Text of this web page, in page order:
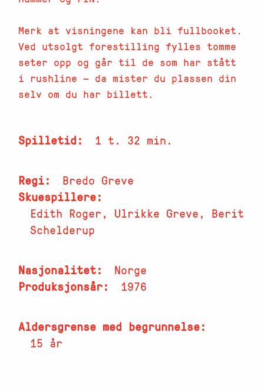
Merk at visningene kan bli fullbooket.
Ved utsolgt forestilling fylles tomme
seter opp og går til de som har stått
i rushline — da mister du plassen din
selv om du har billett.
Spilletid 1 t. 32 min.
Regi
Bredo Greve
Skuespillere
Edith Roger, Ulrikke Greve, Berit
Schelderup
Nasjonalitet
Norge
Produksjonsår
1976
Aldersgrense med begrunnelse
15 år